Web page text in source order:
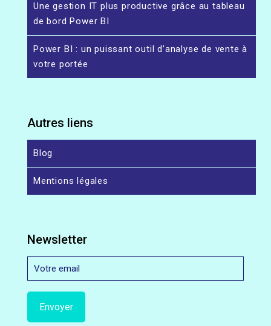
Une gestion IT plus productive grâce au tableau
de bord Power BI
Power BI : un puissant outil d’analyse de vente à
votre portée
Autres liens
Blog
Mentions légales
Newsletter